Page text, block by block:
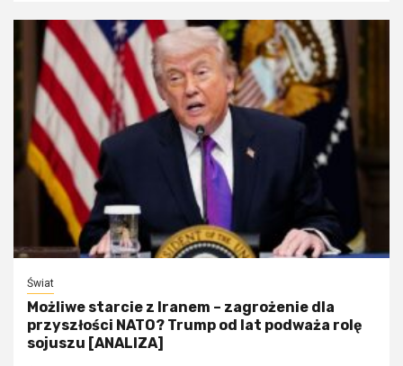
Świat
Możliwe starcie z Iranem – zagrożenie dla
przyszłości NATO? Trump od lat podważa rolę
sojuszu [ANALIZA]